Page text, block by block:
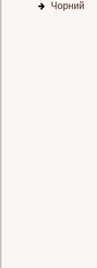
Чорний